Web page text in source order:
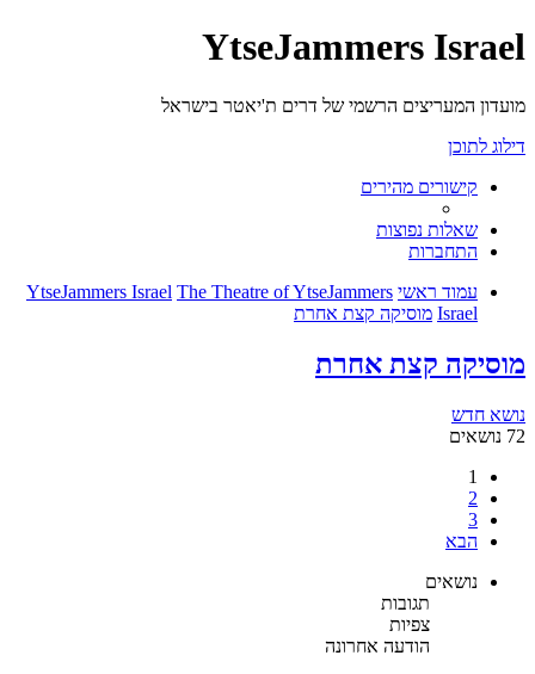
YtseJammers Israel
מועדון המעריצים הרשמי של דרים ת'יאטר בישראל
דילוג לתוכן
קישורים מהירים
שאלות נפוצות
התחברות
עמוד ראשי
YtseJammers Israel The Theatre of YtseJammers
Israel מוסיקה קצת אחרת
מוסיקה קצת אחרת
נושא חדש
72 נושאים
1
2
3
הבא
נושאים
תגובות
צפיות
הודעה אחרונה